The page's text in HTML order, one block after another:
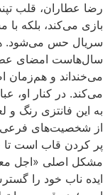
رضا عطاران، قلب
بازی می‌کند، بلکه
سریال حس می‌شود.
سال‌هاست امضای
می‌خنداند و هم‌زمان
می‌کند. در کنار او،
به این فانتزی رنگ و
از شخصیت‌های فرعی
پر کردن قاب است تا
مشکل اصلی «اجل
ایده ناب خود را